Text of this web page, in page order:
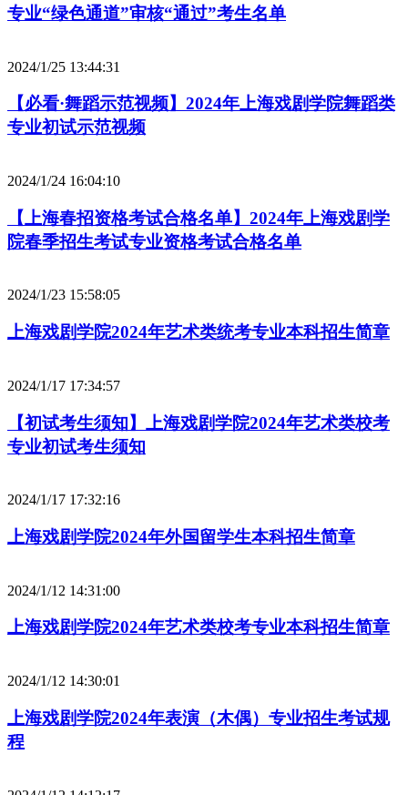
专业“绿色通道”审核“通过”考生名单
2024/1/25 13:44:31
【必看·舞蹈示范视频】2024年上海戏剧学院舞蹈类
专业初试示范视频
2024/1/24 16:04:10
【上海春招资格考试合格名单】2024年上海戏剧学
院春季招生考试专业资格考试合格名单
2024/1/23 15:58:05
上海戏剧学院2024年艺术类统考专业本科招生简章
2024/1/17 17:34:57
【初试考生须知】上海戏剧学院2024年艺术类校考
专业初试考生须知
2024/1/17 17:32:16
上海戏剧学院2024年外国留学生本科招生简章
2024/1/12 14:31:00
上海戏剧学院2024年艺术类校考专业本科招生简章
2024/1/12 14:30:01
上海戏剧学院2024年表演（木偶）专业招生考试规
程